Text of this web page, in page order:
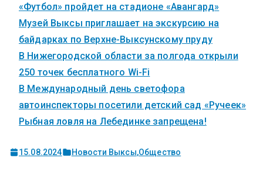
«Футбол» пройдет на стадионе «Авангард»
Музей Выксы приглашает на экскурсию на
байдарках по Верхне-Выксунскому пруду
В Нижегородской области за полгода открыли
250 точек бесплатного Wi-Fi
В Международный день светофора
автоинспекторы посетили детский сад «Ручеек»
Рыбная ловля на Лебединке запрещена!
15.08.2024 Новости Выксы,Общество